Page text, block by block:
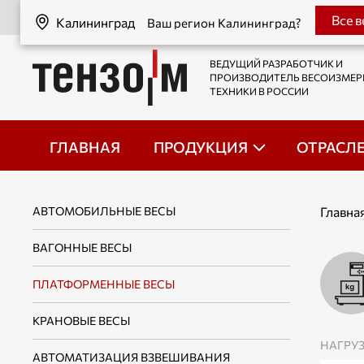
Калининград Ваш регион Калининград?
Калининград Все
ВЕДУЩИЙ РАЗРАБОТЧИК И
ПРОИЗВОДИТЕЛЬ
ТЕХНИКИ В РОССИИ
ГЛАВНАЯ ПРОДУКЦИЯ
АВТОМОБИЛЬНЫЕ ВЕСЫ
ВАГОННЫЕ ВЕСЫ
ПЛАТФОРМЕННЫЕ ВЕСЫ
КРАНОВЫЕ ВЕСЫ
АВТОМАТИЗАЦИЯ ВЗВЕШИВАНИЯ